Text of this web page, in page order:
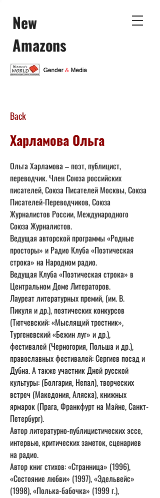
New
Amazons
Back
Харламова Ольга
Ольга Харламова – поэт, публицист,
переводчик. Член Союза российских
писателей, Союза Писателей Москвы, Союза
Писателей-Переводчиков, Союза
Журналистов России, Международного
Союза Журналистов.
Ведущая авторской программы «Родные
просторы» и Радио Клуба «Поэтическая
строка» на Народном радио.
Ведущая Клуба «Поэтическая строка» в
Центральном Доме Литераторов.
Лауреат литературных премий, (им. В.
Пикуля и др.), поэтических конкурсов
(Тютчевский: «Мыслящий тростник»,
Тургеневский «Бежин луг» и др.),
фестивалей (Черногория, Польша и др.),
православных фестивалей: Сергиев посад и
Дубна. А также участник Дней русской
культуры: (Болгария, Непал), творческих
встреч (Македония, Аляска), книжных
ярмарок (Прага, Франкфурт на Майне, Санкт-
Петербург).
Автор литературно-публицистических эссе,
интервью, критических заметок, сценариев
на радио.
Автор книг стихов: «Странница» (1996),
«Состояние любви» (1997), «Эдельвейс»
(1998), «Полька-бабочка» (1999 г.),